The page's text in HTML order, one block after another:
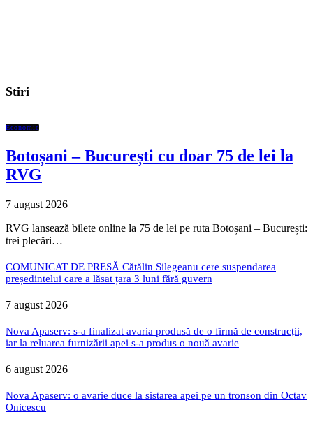
Stiri
Economic
Botoșani – București cu doar 75 de lei la
RVG
7 august 2026
RVG lansează bilete online la 75 de lei pe ruta Botoșani – București:
trei plecări…
COMUNICAT DE PRESĂ Cătălin Silegeanu cere suspendarea
președintelui care a lăsat țara 3 luni fără guvern
7 august 2026
Nova Apaserv: s-a finalizat avaria produsă de o firmă de construcții,
iar la reluarea furnizării apei s-a produs o nouă avarie
6 august 2026
Nova Apaserv: o avarie duce la sistarea apei pe un tronson din Octav
Onicescu